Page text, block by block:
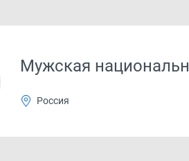
Мужская
Россия